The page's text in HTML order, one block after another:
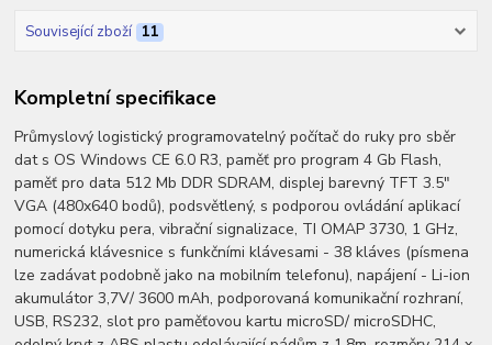
Související zboží 11
Kompletní specifikace
Průmyslový logistický programovatelný počítač do ruky pro sběr
dat s OS Windows CE 6.0 R3, paměť pro program 4 Gb Flash,
paměť pro data 512 Mb DDR SDRAM, displej barevný TFT 3.5"
VGA (480x640 bodů), podsvětlený, s podporou ovládání aplikací
pomocí dotyku pera, vibrační signalizace, TI OMAP 3730, 1 GHz,
numerická klávesnice s funkčními klávesami - 38 kláves (písmena
lze zadávat podobně jako na mobilním telefonu), napájení - Li-ion
akumulátor 3,7V/ 3600 mAh, podporovaná komunikační rozhraní,
USB, RS232, slot pro paměťovou kartu microSD/ microSDHC,